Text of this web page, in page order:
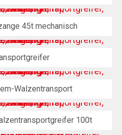
45t mechanisch
Walzentransport
100t